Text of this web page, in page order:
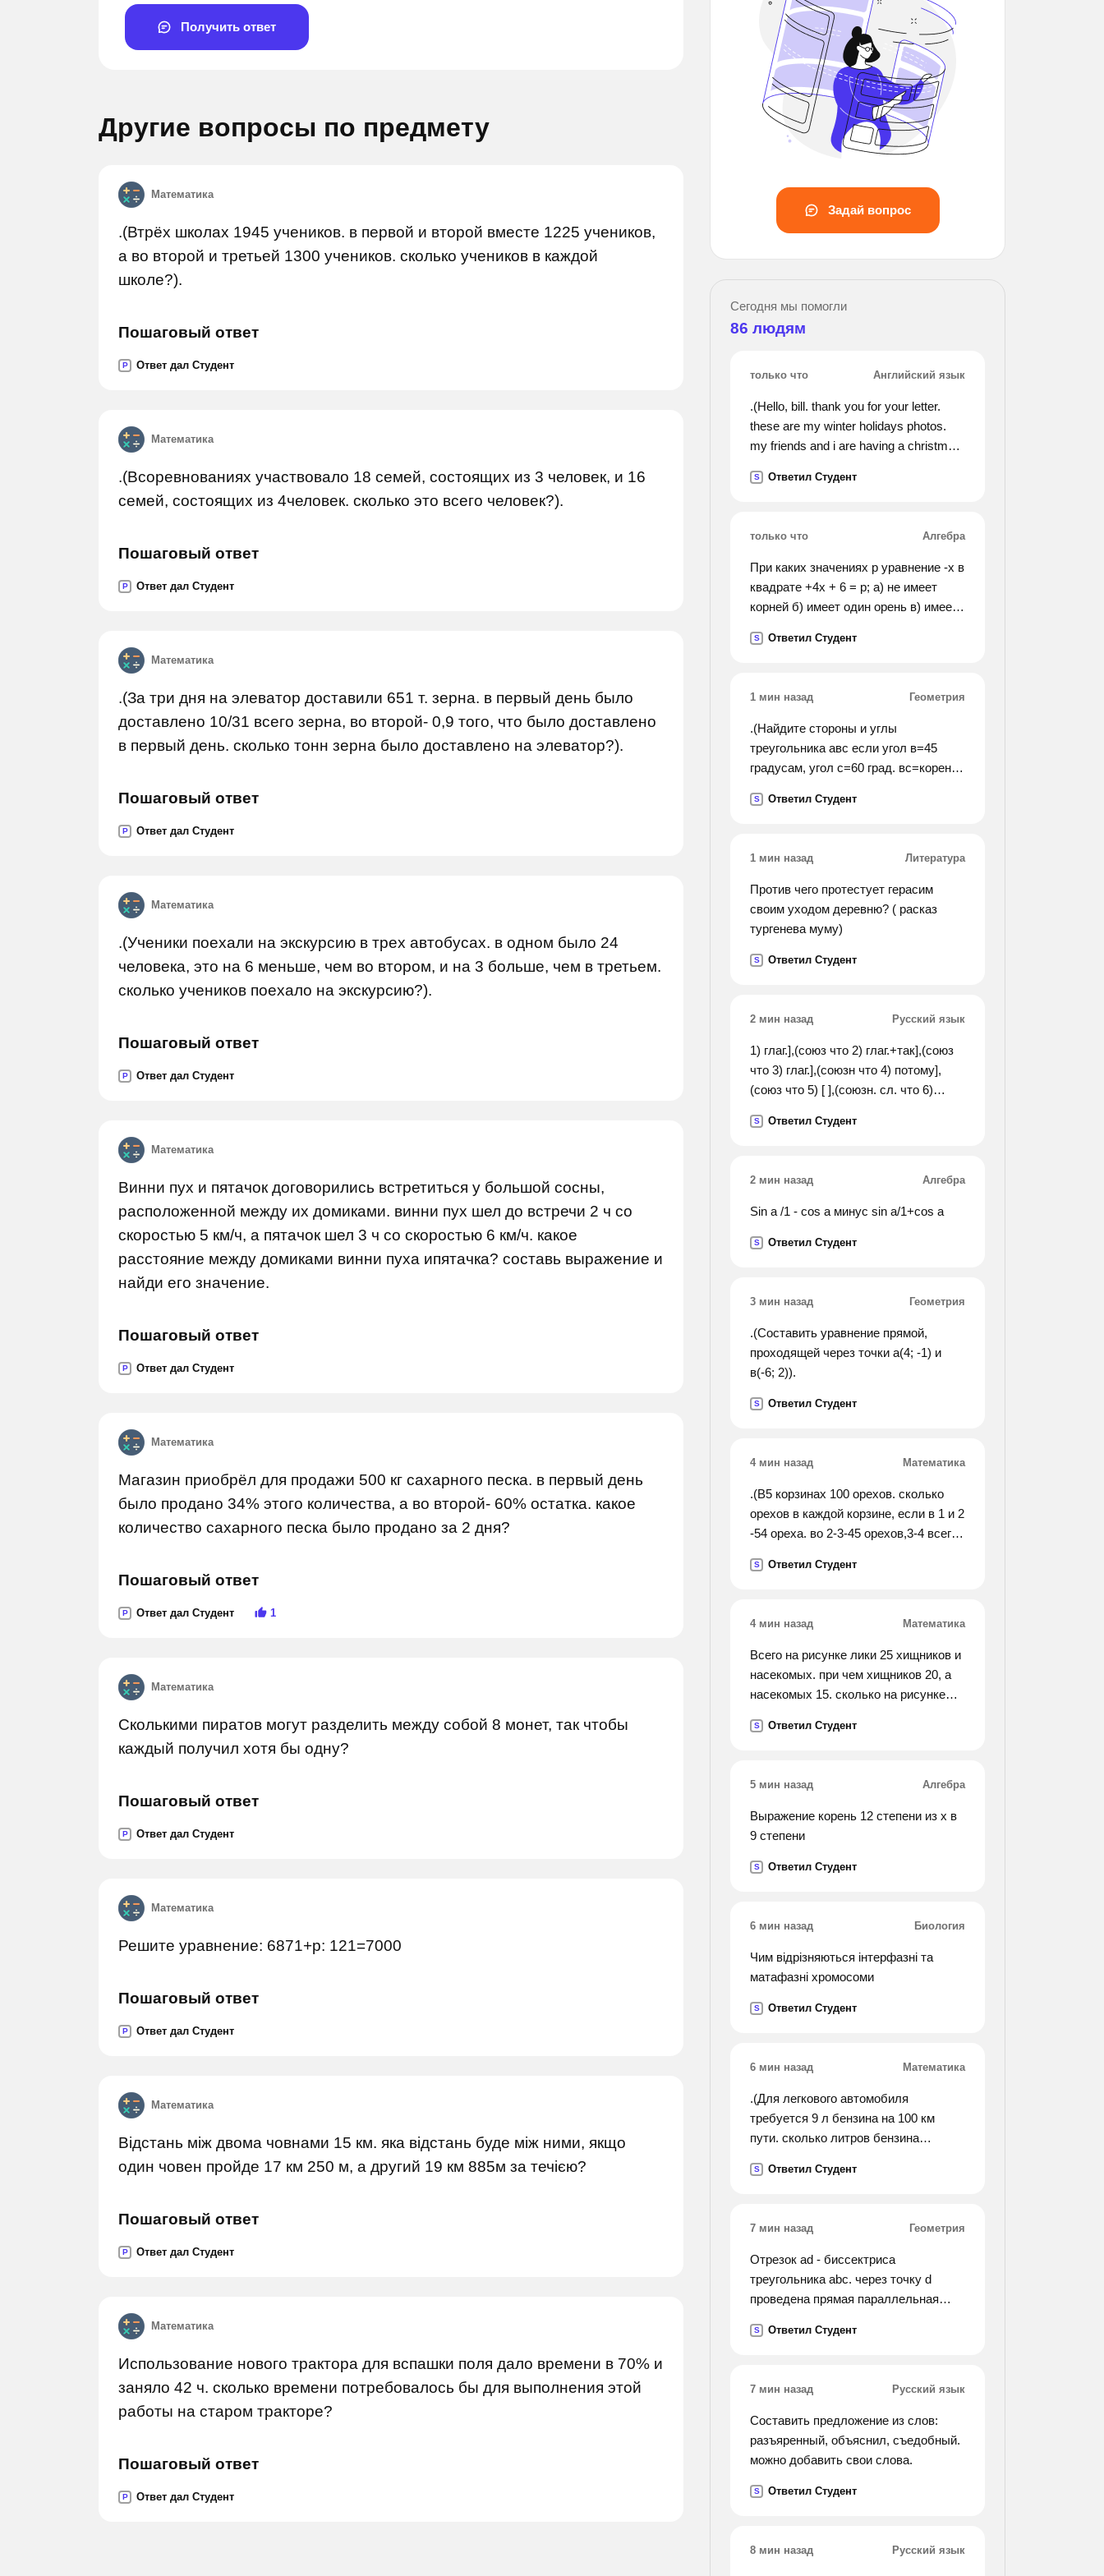
Получить ответ
Другие вопросы по предмету
Математика
.(Втрёх школах 1945 учеников. в первой и второй вместе 1225 учеников,
а во второй и третьей 1300 учеников. сколько учеников в каждой
школе?).
Пошаговый ответ
P Ответ дал Студент
Математика
.(Всоревнованиях участвовало 18 семей, состоящих из 3 человек, и 16
семей, состоящих из 4человек. сколько это всего человек?).
Пошаговый ответ
P Ответ дал Студент
Математика
.(За три дня на элеватор доставили 651 т. зерна. в первый день было
доставлено 10/31 всего зерна, во второй- 0,9 того, что было доставлено
в первый день. сколько тонн зерна было доставлено на элеватор?).
Пошаговый ответ
P Ответ дал Студент
Математика
.(Ученики поехали на экскурсию в трех автобусах. в одном было 24
человека, это на 6 меньше, чем во втором, и на 3 больше, чем в третьем.
сколько учеников поехало на экскурсию?).
Пошаговый ответ
P Ответ дал Студент
Математика
Винни пух и пятачок договорились встретиться у большой сосны,
расположенной между их домиками. винни пух шел до встречи 2 ч со
скоростью 5 км/ч, а пятачок шел 3 ч со скоростью 6 км/ч. какое
расстояние между домиками винни пуха ипятачка? составь выражение и
найди его значение.
Пошаговый ответ
P Ответ дал Студент
Математика
Магазин приобрёл для продажи 500 кг сахарного песка. в первый день
было продано 34% этого количества, а во второй- 60% остатка. какое
количество сахарного песка было продано за 2 дня?
Пошаговый ответ
P Ответ дал Студент 1
Математика
Сколькими пиратов могут разделить между собой 8 монет, так чтобы
каждый получил хотя бы одну?
Пошаговый ответ
P Ответ дал Студент
Математика
Решите уравнение: 6871+p: 121=7000
Пошаговый ответ
P Ответ дал Студент
Математика
Відстань між двома човнами 15 км. яка відстань буде між ними, якщо
один човен пройде 17 км 250 м, а другий 19 км 885м за течією?
Пошаговый ответ
P Ответ дал Студент
Математика
Использование нового трактора для вспашки поля дало времени в 70% и
заняло 42 ч. сколько времени потребовалось бы для выполнения этой
работы на старом тракторе?
Пошаговый ответ
P Ответ дал Студент
Задай вопрос Задай вопрос
Сегодня мы помогли
86 людям
только что Английский язык
.(Hello, bill. thank you for your letter.
these are my winter holidays photos.
my friends and i are having a christmas
we are singing koliada songs. koliada is
S Ответил Студент
только что Алгебра
При каких значениях р уравнение -х в
квадрате +4х + 6 = р; а) не имеет
корней б) имеет один орень в) имеет
S Ответил Студент
1 мин назад Геометрия
.(Найдите стороны и углы
треугольника авс если угол в=45
градусам, угол с=60 град. вс=корень
S Ответил Студент
1 мин назад Литература
Против чего протестует герасим
своим уходом деревню? ( расказ
тургенева муму)
S Ответил Студент
2 мин назад Русский язык
1) глаг.],(союз что 2) глаг.+так],(союз
что 3) глаг.],(союзн что 4) потому],
(союз что 5) [ ],(союзн. сл. что 6)
предложения по схемам, определить
S Ответил Студент
2 мин назад Алгебра
Sin a /1 - cos a минус sin a/1+cos a
S Ответил Студент
3 мин назад Геометрия
.(Составить уравнение прямой,
проходящей через точки а(4; -1) и
в(-6; 2)).
S Ответил Студент
4 мин назад Математика
.(В5 корзинах 100 орехов. сколько
орехов в каждой корзине, если в 1 и 2
-54 ореха. во 2-3-45 орехов,3-4 всего
S Ответил Студент
4 мин назад Математика
Всего на рисунке лики 25 хищников и
насекомых. при чем хищников 20, а
насекомых 15. сколько на рисунке
S Ответил Студент
5 мин назад Алгебра
Выражение корень 12 степени из х в
9 степени
S Ответил Студент
6 мин назад Биология
Чим відрізняються інтерфазні та
матафазні хромосоми
S Ответил Студент
6 мин назад Математика
.(Для легкового автомобиля
требуется 9 л бензина на 100 км
пути. сколько литров бензина
S Ответил Студент
7 мин назад Геометрия
Отрезок ad - биссектриса
треугольника abc. через точку d
проведена прямая параллельная
ac в точке f. найти углы треугольника
S Ответил Студент
7 мин назад Русский язык
Составить предложение из слов:
разъяренный, объяснил, съедобный.
можно добавить свои слова.
S Ответил Студент
8 мин назад Русский язык